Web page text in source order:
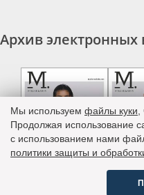
Архив электронных
Мы используем файлы куки
Продолжая использование
c использованием нами
политики защиты и